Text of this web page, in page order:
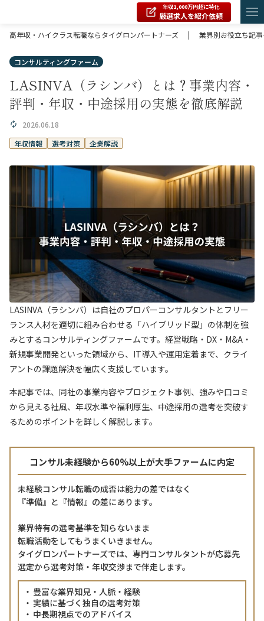
年収1,000万円超に特化
厳選求人を紹介依頼
高年収・ハイクラス転職ならタイグロンパートナーズ
| 業界別お役立ち記
コンサルティングファーム
LASINVA（ラシンバ）とは？事業内容・
評判・年収・中途採用の実態を徹底解説
2026.06.18
年収情報
選考対策 企業解説
LASINVA（ラシンバ）は自社のプロパーコンサルタントとフリー
ランス人材を適切に組み合わせる「ハイブリッド型」の体制を強
みとするコンサルティングファームです。経営戦略・DX・M&A・
新規事業開発といった領域から、IT導入や運用定着まで、クライ
アントの課題解決を幅広く支援しています。
本記事では、同社の事業内容やプロジェクト事例、強みや口コミ
から見える社風、年収水準や福利厚生、中途採用の選考を突破す
るためのポイントを詳しく解説します。
コンサル未経験から60%以上が大手ファームに内定
未経験コンサル転職の成否は能力の差ではなく
『準備』と『情報』の差にあります。
業界特有の選考基準を知らないまま
転職活動をしてもうまくいきません。
タイグロンパートナーズでは、専門コンサルタントが応募先
選定から選考対策・年収交渉まで伴走します。
豊富な業界知見・人脈・経験
実績に基づく独自の選考対策
中長期視点でのアドバイス